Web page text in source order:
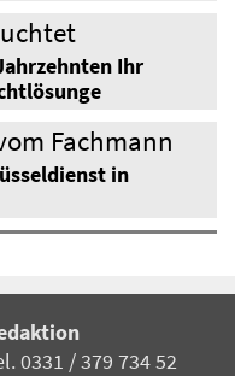
Ihr
Fachmann
in
0331 / 379 734 52